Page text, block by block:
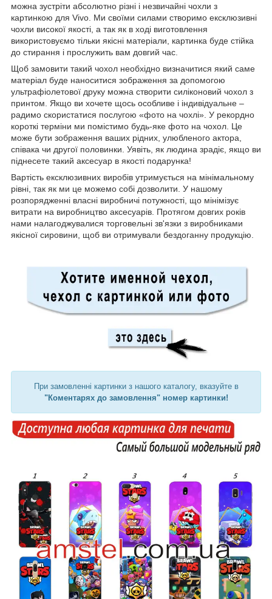
можна зустріти абсолютно різні і незвичайні чохли з
картинкою для Vivo. Ми своїми силами створимо ексклюзивні
чохли високої якості, а так як в ході виготовлення
використовуємо тільки якісні матеріали, картинка буде стійка
до стирання і прослужить вам довгий час.
Щоб замовити такий чохол необхідно визначитися який саме
матеріал буде наноситися зображення за допомогою
ультрафіолетової друку можна створити силіконовий чохол з
принтом. Якщо ви хочете щось особливе і індивідуальне –
радимо скористатися послугою «фото на чохлі». У рекордно
короткі терміни ми помістимо будь-яке фото на чохол. Це
може бути зображення ваших рідних, улюбленого актора,
співака чи другої половинки. Уявіть, як людина зрадіє, якщо ви
піднесете такий аксесуар в якості подарунка!
Вартість ексклюзивних виробів утримується на мінімальному
рівні, так як ми це можемо собі дозволити. У нашому
розпорядженні власні виробничі потужності, що мінімізує
витрати на виробництво аксесуарів. Протягом довгих років
нами налагоджувалися торговельні зв'язки з виробниками
якісної сировини, щоб ви отримували бездоганну продукцію.
При замовленні картинки з нашого каталогу, вказуйте в
"Коментарях до замовлення" номер картинки!